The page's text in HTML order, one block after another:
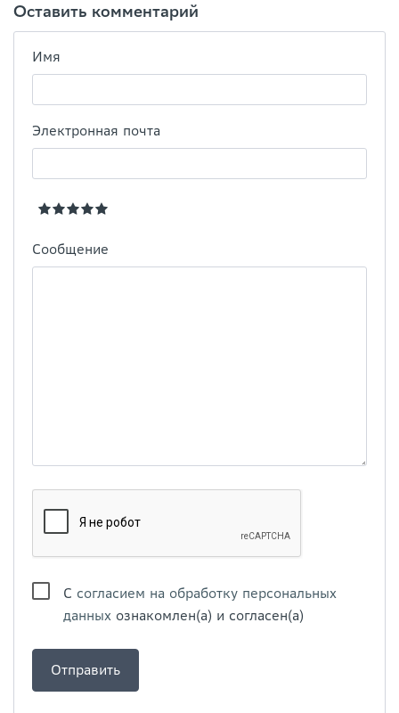
Оставить комментарий
Имя
Электронная почта
Сообщение
С согласием на обработку персональных
данных ознакомлен(а) и согласен(а)